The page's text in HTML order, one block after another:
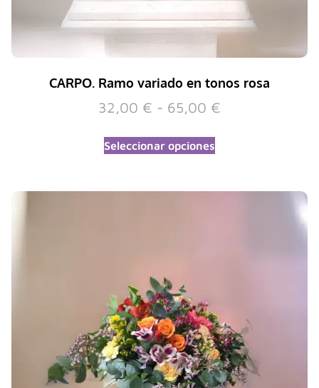
CARPO. Ramo variado en tonos rosa
32,00 € - 65,00 €
Seleccionar opciones